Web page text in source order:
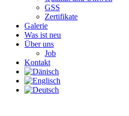
GSS
Zertifikate
Galerie
Was ist neu
Über uns
Job
Kontakt